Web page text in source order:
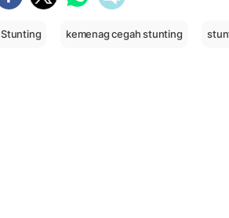
Stunting kemenag cegah stunting